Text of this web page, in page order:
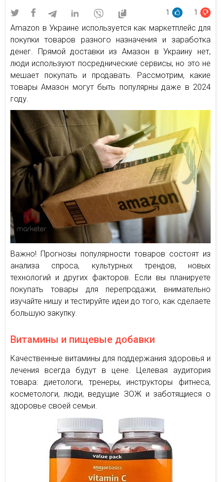
1 1
Amazon в Украине используется как маркетплейс для
покупки товаров разного назначения и заработка
денег. Прямой доставки из Амазон в Украину нет,
люди используют посреднические сервисы, но это не
мешает покупать и продавать. Рассмотрим, какие
товары Амазон могут быть популярны даже в 2024
году.
Важно! Прогнозы популярности товаров состоят из
анализа спроса, культурных трендов, новых
технологий и других факторов. Если вы планируете
покупать товары для перепродажи, внимательно
изучайте нишу и тестируйте идеи до того, как сделаете
большую закупку.
Витамины и пищевые добавки
Качественные витамины для поддержания здоровья и
лечения всегда будут в цене. Целевая аудитория
товара: диетологи, тренеры, инструкторы фитнеса,
косметологи, люди, ведущие ЗОЖ и заботящиеся о
здоровье своей семьи.